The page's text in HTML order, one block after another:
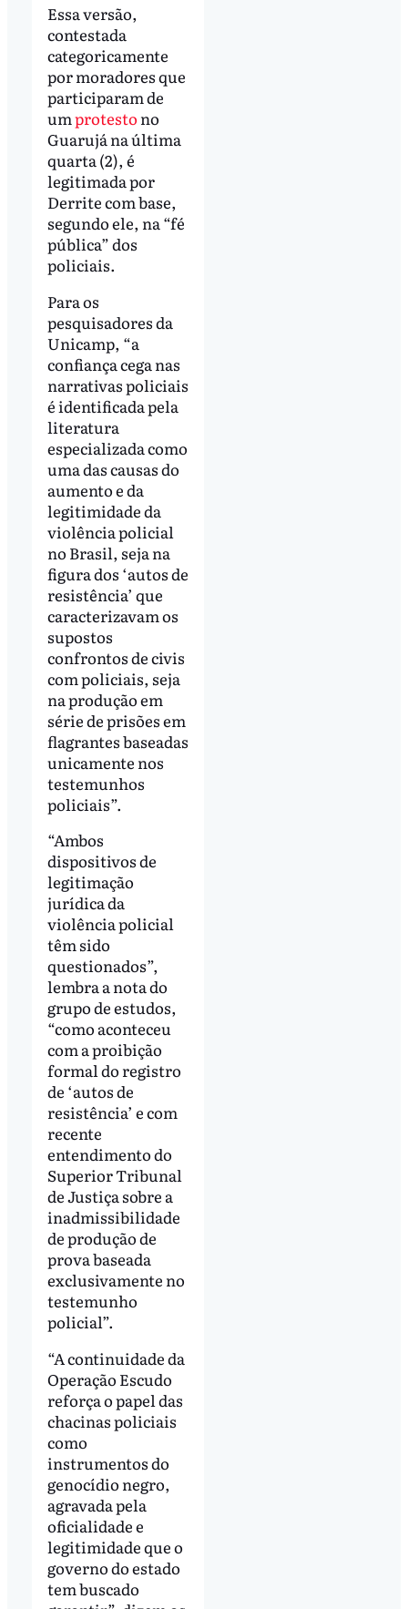
Essa versão,
contestada
categoricamente
por moradores que
participaram de
umprotesto no
Guarujá na última
quarta (2), é
legitimada por
Derrite com base,
segundo ele, na “fé
pública” dos
policiais.
Para os
pesquisadores da
Unicamp, “a
confiança cega nas
narrativas policiais
é identificada pela
literatura
especializada como
uma das causas do
aumento e da
legitimidade da
violência policial
no Brasil, seja na
figura dos ‘autos de
resistência’ que
caracterizavam os
supostos
confrontos de civis
com policiais, seja
na produção em
série de prisões em
flagrantes baseadas
unicamente nos
testemunhos
policiais”.
“Ambos
dispositivos de
legitimação
jurídica da
violência policial
têm sido
questionados”,
lembra a nota do
grupo de estudos,
“como aconteceu
com a proibição
formal do registro
de ‘autos de
resistência’ e com
recente
entendimento do
Superior Tribunal
de Justiça sobre a
inadmissibilidade
de produção de
prova baseada
exclusivamente no
testemunho
policial”.
“A continuidade da
Operação Escudo
reforça o papel das
chacinas policiais
como
instrumentos do
genocídio negro,
agravada pela
oficialidade e
legitimidade que o
governo do estado
tem buscado